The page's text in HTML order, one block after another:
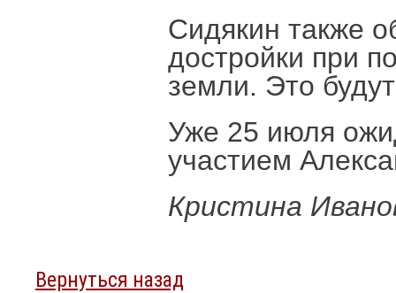
Сидякин также
достройки при
земли. Это
Уже 25 июля
участием
Кристина
Вернуться назад